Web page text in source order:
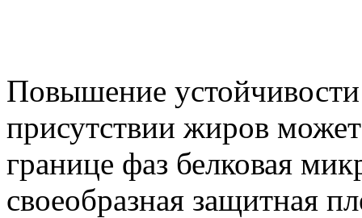
Повышение
присутствии жиров
границе фаз белковая
своеобразная защитная